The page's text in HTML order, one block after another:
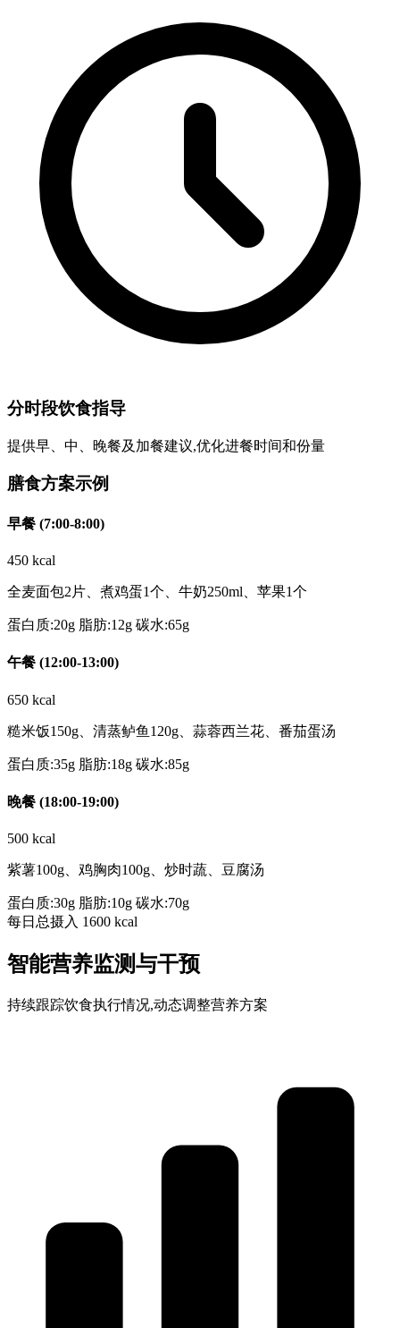
分时段饮食指导
提供早、中、晚餐及加餐建议,优化进餐时间和份量
膳食方案示例
早餐 (7:00-8:00)
450 kcal
全麦面包2片、煮鸡蛋1个、牛奶250ml、苹果1个
蛋白质:20g 脂肪:12g 碳水:65g
午餐 (12:00-13:00)
650 kcal
糙米饭150g、清蒸鲈鱼120g、蒜蓉西兰花、番茄蛋汤
蛋白质:35g 脂肪:18g 碳水:85g
晚餐 (18:00-19:00)
500 kcal
紫薯100g、鸡胸肉100g、炒时蔬、豆腐汤
蛋白质:30g 脂肪:10g 碳水:70g
每日总摄入 1600 kcal
智能营养监测与干预
持续跟踪饮食执行情况,动态调整营养方案